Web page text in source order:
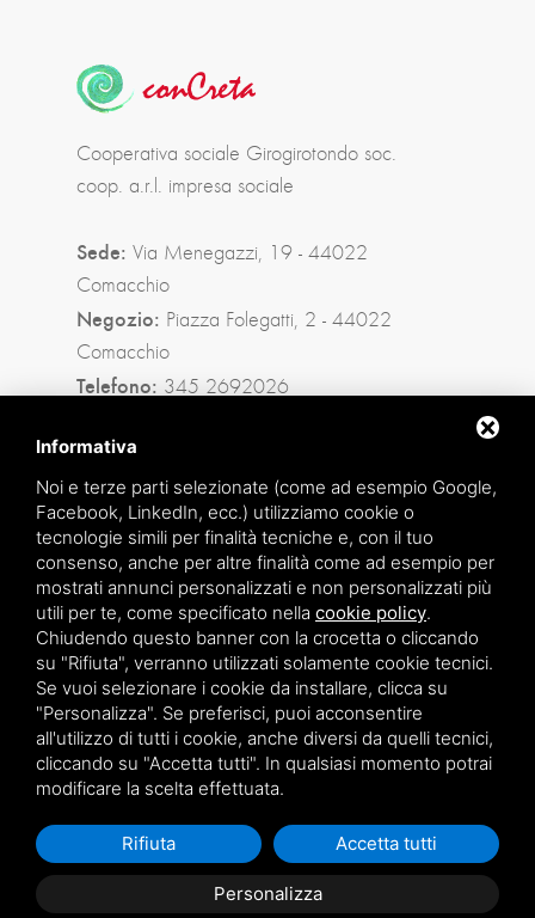
Cooperativa sociale Girogirotondo soc.
coop. a.r.l. impresa sociale
Sede: Via Menegazzi, 19 - 44022
Comacchio
Negozio: Piazza Folegatti, 2 - 44022
Comacchio
Telefono: 345 2692026
Privacy policy
Facebook
Instagram
Whatsapp
Questo sito è protetto da Google reCAPTCHA v3, Privacy Policy e
Terms of Service
di Google.
Informativa
Noi e terze parti selezionate (come ad esempio Google,
Facebook, LinkedIn, ecc.) utilizziamo cookie o
tecnologie simili per finalità tecniche e, con il tuo
consenso, anche per altre finalità come ad esempio per
mostrati annunci personalizzati e non personalizzati più
utili per te, come specificato nella cookie policy.
Chiudendo questo banner con la crocetta o cliccando
su "Rifiuta", verranno utilizzati solamente cookie tecnici.
Se vuoi selezionare i cookie da installare, clicca su
"Personalizza". Se preferisci, puoi acconsentire
all'utilizzo di tutti i cookie, anche diversi da quelli tecnici,
cliccando su "Accetta tutti". In qualsiasi momento potrai
modificare la scelta effettuata.
Personalizza
Rifiuta Accetta tutti